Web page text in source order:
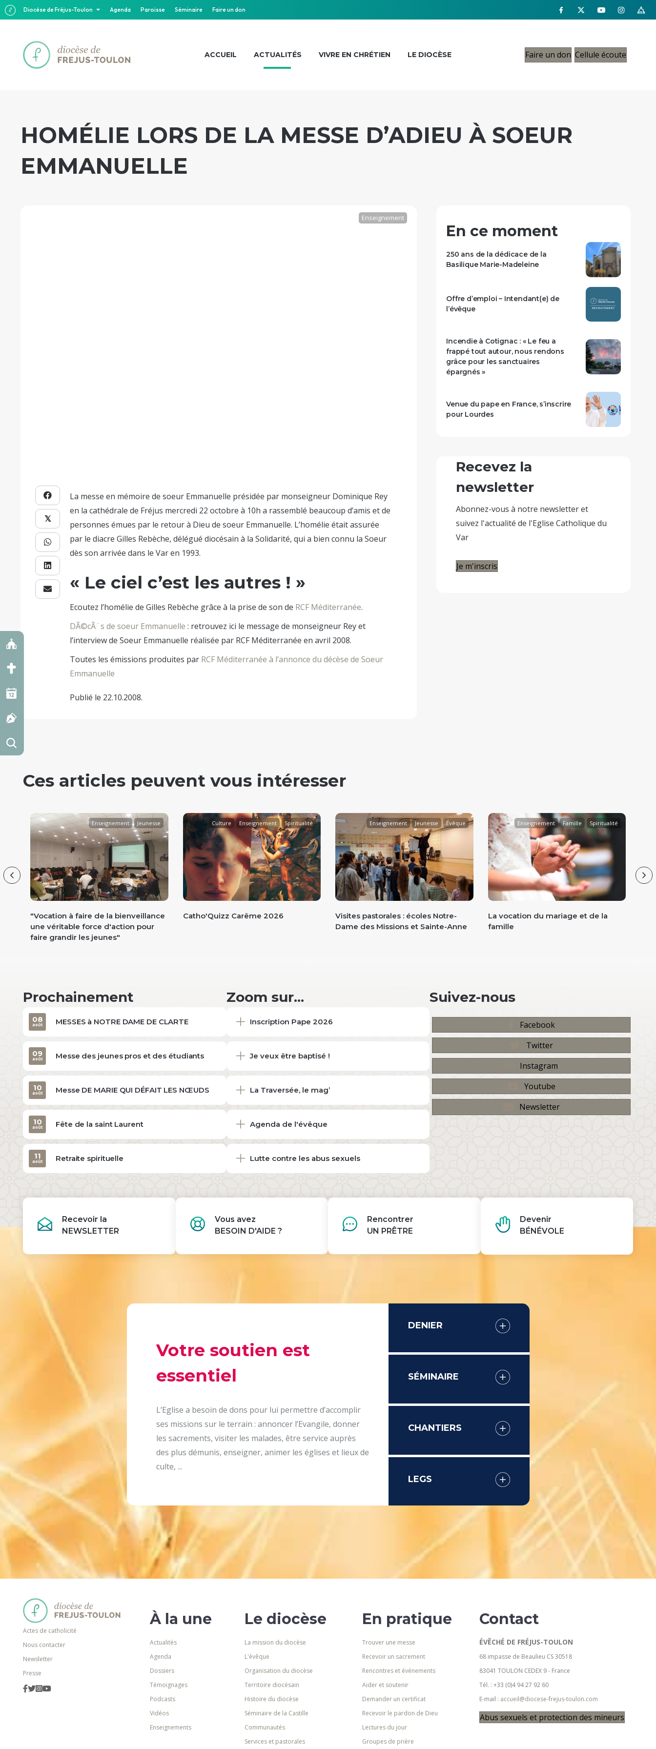
Diocèse de Fréjus-Toulon Agenda Paroisse Séminaire Faire un don
ACCUEIL ACTUALITÉS VIVRE EN CHRÉTIEN LE DIOCÈSE Faire un don Cellule écoute
HOMÉLIE LORS DE LA MESSE D’ADIEU À SOEUR
EMMANUELLE
Enseignement
𝕏
La messe en mémoire de soeur Emmanuelle présidée par monseigneur Dominique Rey
en la cathédrale de Fréjus mercredi 22 octobre à 10h a rassemblé beaucoup d’amis et de
personnes émues par le retour à Dieu de soeur Emmanuelle. L’homélie était assurée
par le diacre Gilles Rebèche, délégué diocésain à la Solidarité, qui a bien connu la Soeur
dès son arrivée dans le Var en 1993.
« Le ciel c’est les autres ! »
Ecoutez l’homélie de Gilles Rebèche grâce à la prise de son de RCF Méditerranée.
DÃ©cÃ¨s de soeur Emmanuelle : retrouvez ici le message de monseigneur Rey et
l’interview de Soeur Emmanuelle réalisée par RCF Méditerranée en avril 2008.
Toutes les émissions produites par RCF Méditerranée à l’annonce du décèse de Soeur
Emmanuelle
Publié le 22.10.2008.
En ce moment
250 ans de la dédicace de la
Basilique Marie-Madeleine
Offre d’emploi – Intendant(e) de
l’évêque
Incendie à Cotignac : « Le feu a
frappé tout autour, nous rendons
grâce pour les sanctuaires
épargnés »
Venue du pape en France, s’inscrire
pour Lourdes
Recevez la
newsletter
Abonnez-vous à notre newsletter et
suivez l'actualité de l'Eglise Catholique du
Var
Je m'inscris
Ces articles peuvent vous intéresser
Enseignement Jeunesse
"Vocation à faire de la bienveillance
une véritable force d'action pour
faire grandir les jeunes"
Culture Enseignement
Spiritualité
Vie de l'Église
Catho'Quizz Carême 2026
Enseignement Jeunesse Évêque
Visites pastorales : écoles Notre-
Dame des Missions et Sainte-Anne
Enseignement Famille Spiritualité
La vocation du mariage et de la
famille
Previous
Prochainement
MESSES à NOTRE DAME DE CLARTE
08
août
Messe des jeunes pros et des étudiants
09
août
Messe DE MARIE QUI DÉFAIT LES NŒUDS
10
août
Fête de la saint Laurent
10
août
Retraite spirituelle
11
août
Zoom sur...
Inscription Pape 2026
Je veux être baptisé !
La Traversée, le mag’
Agenda de l'évêque
Lutte contre les abus sexuels
Suivez-nous
Facebook
Twitter
Instagram
Youtube
Newsletter
Recevoir la
NEWSLETTER
Vous avez
BESOIN D'AIDE ?
Rencontrer
UN PRÊTRE
Devenir
BÉNÉVOLE
Votre soutien est
essentiel
L’Eglise a besoin de dons pour lui permettre d’accomplir
ses missions sur le terrain : annoncer l’Evangile, donner
les sacrements, visiter les malades, être service auprès
des plus démunis, enseigner, animer les églises et lieux de
culte, ...
DENIER
SÉMINAIRE
CHANTIERS
LEGS
Actes de catholicité
Nous contacter
Newsletter
Presse
À la une
Actualités
Agenda
Dossiers
Témoignages
Podcasts
Vidéos
Enseignements
Le diocèse
La mission du diocèse
L'évêque
Organisation du diocèse
Territoire diocésain
Histoire du diocèse
Séminaire de la Castille
Communautés
Services et pastorales
En pratique
Trouver une messe
Recevoir un sacrement
Rencontres et événements
Aider et soutenir
Demander un certificat
Recevoir le pardon de Dieu
Lectures du jour
Groupes de prière
Contact
ÉVÊCHÉ DE FRÉJUS-TOULON
68 impasse de Beaulieu CS 30518
83041 TOULON CEDEX 9 - France
Tél. : +33 (0)4 94 27 92 60
E-mail : accueil@diocese-frejus-toulon.com
Abus sexuels et protection des mineurs